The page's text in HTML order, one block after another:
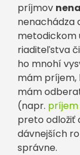
príjmov
nenachádza
metodickom
riaditeľstva
ho mnohí
mám príjem,
mám
(napr. príjem
preto odložiť
dávnejších
správne.